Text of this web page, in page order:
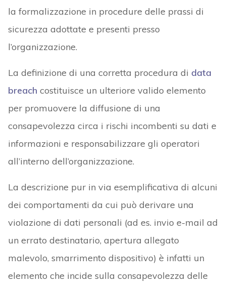
la formalizzazione in procedure delle prassi di
sicurezza adottate e presenti presso
l’organizzazione.
La definizione di una corretta procedura di data
breach costituisce un ulteriore valido elemento
per promuovere la diffusione di una
consapevolezza circa i rischi incombenti su dati e
informazioni e responsabilizzare gli operatori
all’interno dell’organizzazione.
La descrizione pur in via esemplificativa di alcuni
dei comportamenti da cui può derivare una
violazione di dati personali (ad es. invio e-mail ad
un errato destinatario, apertura allegato
malevolo, smarrimento dispositivo) è infatti un
elemento che incide sulla consapevolezza delle